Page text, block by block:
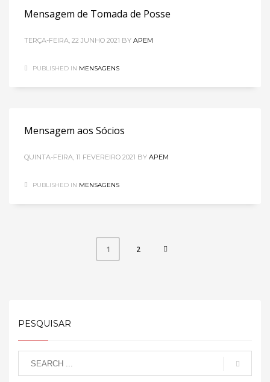
Mensagem de Tomada de Posse
TERÇA-FEIRA, 22 JUNHO 2021 BY APEM
PUBLISHED IN MENSAGENS
Mensagem aos Sócios
QUINTA-FEIRA, 11 FEVEREIRO 2021 BY APEM
PUBLISHED IN MENSAGENS
1 2
PESQUISAR